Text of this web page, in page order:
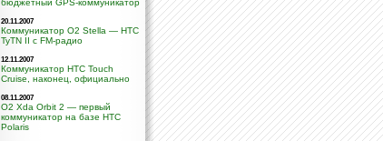
бюджетный GPS-коммуникатор
20.11.2007
Коммуникатор O2 Stella — HTC
TyTN II c FM-радио
12.11.2007
Коммуникатор HTC Touch
Cruise, наконец, официально
08.11.2007
O2 Xda Orbit 2 — первый
коммуникатор на базе HTC
Polaris